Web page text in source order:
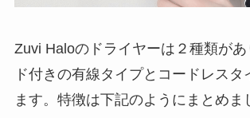
Zuvi Haloのドライヤーは２種類が
ド付きの有線タイプとコードレスタ
ます。特徴は下記のようにまとめま